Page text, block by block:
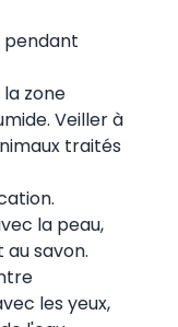
pendant
zone
Veiller à
traités
la peau,
savon.
les yeux,